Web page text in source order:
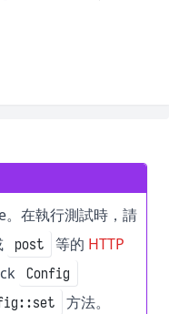
。在執行測試時，請
post 等的 HTTP
Config
方法。